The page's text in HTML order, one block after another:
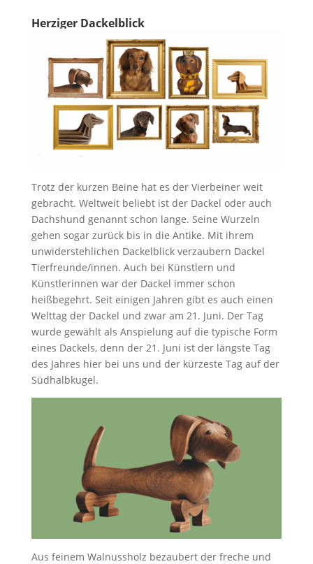
Herziger Dackelblick
Trotz der kurzen Beine hat es der Vierbeiner weit
gebracht. Weltweit beliebt ist der Dackel oder auch
Dachshund genannt schon lange. Seine Wurzeln
gehen sogar zurück bis in die Antike. Mit ihrem
unwiderstehlichen Dackelblick verzaubern Dackel
Tierfreunde/innen. Auch bei Künstlern und
Künstlerinnen war der Dackel immer schon
heißbegehrt. Seit einigen Jahren gibt es auch einen
Welttag der Dackel und zwar am 21. Juni. Der Tag
wurde gewählt als Anspielung auf die typische Form
eines Dackels, denn der 21. Juni ist der längste Tag
des Jahres hier bei uns und der kürzeste Tag auf der
Südhalbkugel.
Aus feinem Walnussholz bezaubert der freche und